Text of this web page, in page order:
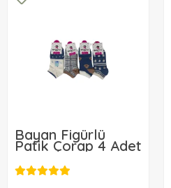
Bayan Figürlü
Patik Çorap 4 Adet
3,96 USD